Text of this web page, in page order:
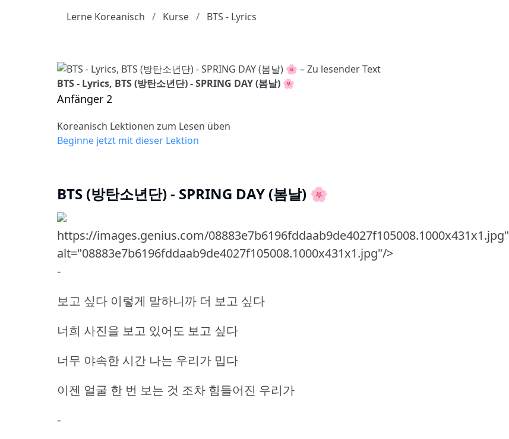
Lerne Koreanisch
Kurse BTS - Lyrics
BTS - Lyrics, BTS (방탄소년단) - SPRING DAY (봄날) 🌸
Anfänger 2
Koreanisch Lektionen zum Lesen üben
Beginne jetzt mit dieser Lektion
BTS (방탄소년단) - SPRING DAY (봄날) 🌸
https://images.genius.com/08883e7b6196fddaab9de4027f105008.1000x431x1.jpg"
alt="08883e7b6196fddaab9de4027f105008.1000x431x1.jpg"/>
-
보고 싶다 이렇게 말하니까 더 보고 싶다
너희 사진을 보고 있어도 보고 싶다
너무 야속한 시간 나는 우리가 밉다
이젠 얼굴 한 번 보는 것 조차 힘들어진 우리가
-